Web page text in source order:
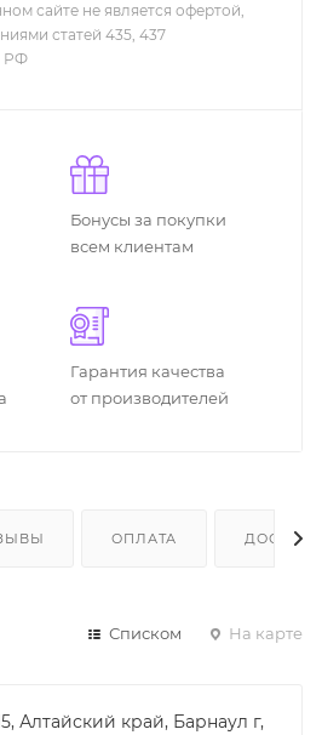
сайте не является офертой,
статей 435, 437
РФ
Бонусы за покупки
всем клиентам
Гарантия качества
от производителей
ОПЛАТА
Списком На карте
Алтайский край, Барнаул г,